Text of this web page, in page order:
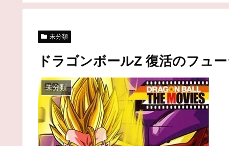
未分類
ドラゴンボールZ 復活のフュ
未分類